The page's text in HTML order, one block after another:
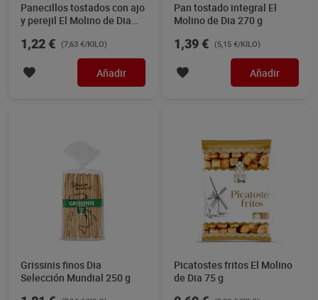
Panecillos tostados con ajo
y perejil El Molino de Dia
1,22 € (7,63 €/KILO)
Añadir
Pan tostado integral El
Molino de Dia 270 g
1,39 € (5,15 €/KILO)
Añadir
Grissinis finos Dia
Selección Mundial 250 g
Picatostes fritos El Molino
de Dia 75 g